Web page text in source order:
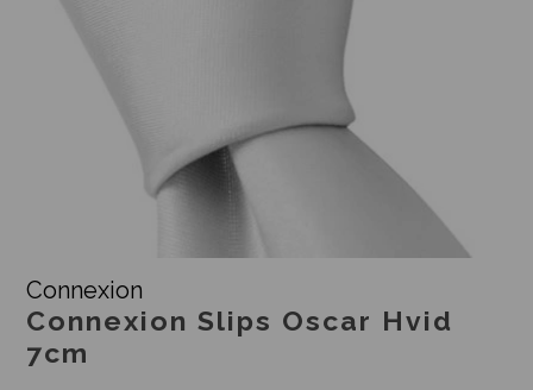
Connexion
Connexion Slips Oscar Hvid
7cm